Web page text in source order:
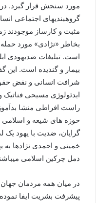
مورد سنجش قرار گیرد.
گروهبندیهای اجتماعی
مثبت و کارساز موجودند
بخاطر «نژادی» مورد حمله
است. تبلیغات ضدیهودی
بیمار و گندیده است. این
شرافت انسانی و نقض
ایدئولوژی مسیحی فناتیک
راست افراطی منشا
حوزه های شیعه و اسلامی
گرایان، ضدیت با یهود یک
خمینی و احمدی نژادها به
دمل چرکین اسلامی
در میان همه مردمان
پیشرفت بشریت ایفا نموده